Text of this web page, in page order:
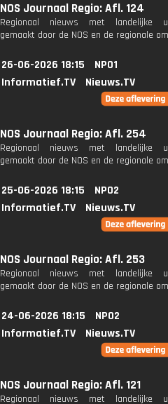
NOS Journaal Regio: Afl. 124
Regionaal nieuws met landelijke
gemaakt door de NOS en de regionale
26-06-2026 18:15
NPO1
Informatief.TV
Nieuws.TV
NOS Journaal Regio: Afl. 254
Regionaal nieuws met landelijke
gemaakt door de NOS en de regionale
25-06-2026 18:15
NPO2
Informatief.TV
Nieuws.TV
NOS Journaal Regio: Afl. 253
Regionaal nieuws met landelijke
gemaakt door de NOS en de regionale
24-06-2026 18:15
NPO2
Informatief.TV
Nieuws.TV
NOS Journaal Regio: Afl. 121
Regionaal nieuws met landelijke